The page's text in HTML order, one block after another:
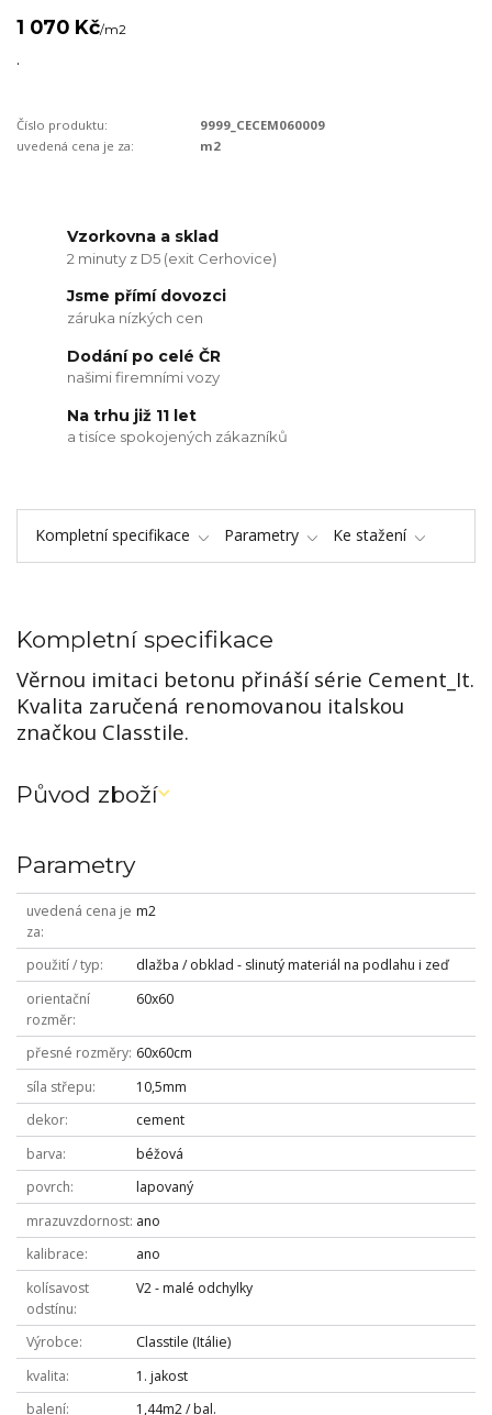
1 070 Kč/m2
.
Číslo produktu:
9999_CECEM060009
uvedená cena je za:
m2
Vzorkovna a sklad
2 minuty z D5 (exit Cerhovice)
Jsme přímí dovozci
záruka nízkých cen
Dodání po celé ČR
našimi firemními vozy
Na trhu již 11 let
a tisíce spokojených zákazníků
Kompletní specifikace Parametry Ke stažení
Kompletní specifikace
Věrnou imitaci betonu přináší série Cement_It.
Kvalita zaručená renomovanou italskou
značkou Classtile.
Původ zboží
Parametry
uvedená cena je
za
m2
použití / typ
dlažba / obklad - slinutý materiál na podlahu i zeď
orientační
rozměr
60x60
přesné rozměry 60x60cm
síla střepu
10,5mm
dekor
cement
barva
béžová
povrch
lapovaný
mrazuvzdornost ano
kalibrace
ano
kolísavost
odstínu
V2 - malé odchylky
Výrobce
Classtile (Itálie)
kvalita
1. jakost
balení
1,44m2 / bal.